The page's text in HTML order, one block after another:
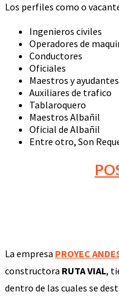
Los perfiles como o
Ingenieros civiles
Operadores de
Conductores
Oficiales
Maestros y
Auxiliares de trafico
Tablaroquero
Maestros Albañil
Oficial de Albañil
Entre otro, Son
La empresa PROYEC
constructora RUTA VIAL,
dentro de las cuales se